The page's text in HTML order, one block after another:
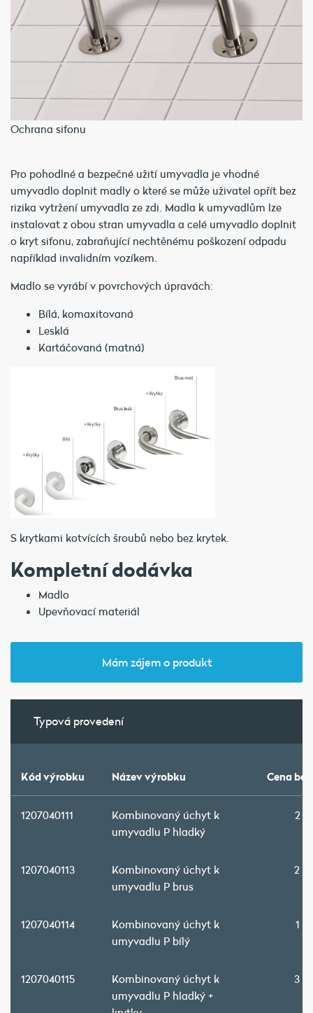
Ochrana sifonu
Pro pohodlné a bezpečné užití umyvadla je vhodné
umyvadlo doplnit madly o které se může uživatel opřít bez
rizika vytržení umyvadla ze zdi. Madla k umyvadlům lze
instalovat z obou stran umyvadla a celé umyvadlo doplnit
o kryt sifonu, zabraňující nechtěnému poškození odpadu
například invalidním vozíkem.
Madlo se vyrábí v povrchových úpravách:
Bílá, komaxitovaná
Lesklá
Kartáčovaná (matná)
S krytkami kotvících šroubů nebo bez krytek.
Kompletní dodávka
Madlo
Upevňovací materiál
Mám zájem o produkt
Typová provedení
Kód výrobku Název výrobku Cena
1207040111
Kombinovaný úchyt k
umyvadlu P hladký
2
1207040113
Kombinovaný úchyt k
umyvadlu P brus
2
1207040114
Kombinovaný úchyt k
umyvadlu P bílý
1
1207040115
Kombinovaný úchyt k
umyvadlu P hladký +
3